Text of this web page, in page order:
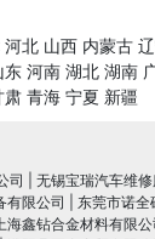
河北 山西 内蒙古
东 河南 湖北 湖南
肃 青海 宁夏 新疆
司 无锡宝瑞汽车维
有限公司 东莞市诺全
上海鑫钻合金材料有限公